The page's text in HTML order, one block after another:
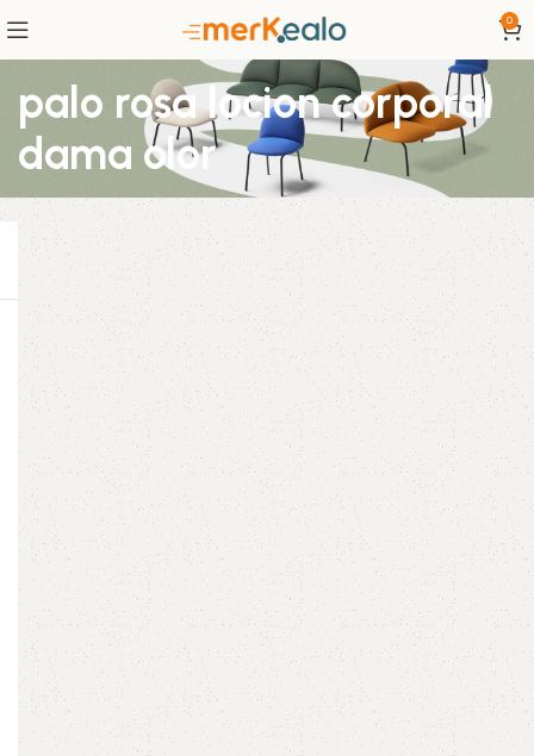
0
palo rosa locion corporal
dama olor